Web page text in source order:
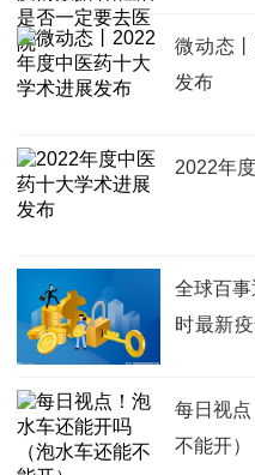
微动态
发布
2022年
全球百
时最新
每日视
不能开）